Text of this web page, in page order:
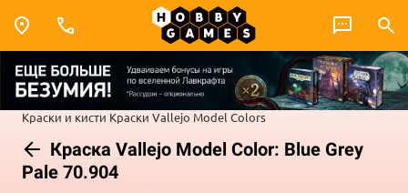
Краски и кисти Краски Vallejo Model Colors
Краска Vallejo Model Color: Blue Grey
Pale 70.904